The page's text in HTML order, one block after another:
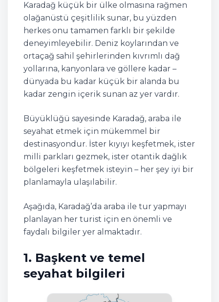
Karadağ küçük bir ülke olmasına rağmen
olağanüstü çeşitlilik sunar, bu yüzden
herkes onu tamamen farklı bir şekilde
deneyimleyebilir. Deniz koylarından ve
ortaçağ sahil şehirlerinden kıvrımlı dağ
yollarına, kanyonlara ve göllere kadar –
dünyada bu kadar küçük bir alanda bu
kadar zengin içerik sunan az yer vardır.
Büyüklüğü sayesinde Karadağ, araba ile
seyahat etmek için mükemmel bir
destinasyondur. İster kıyıyı keşfetmek, ister
milli parkları gezmek, ister otantik dağlık
bölgeleri keşfetmek isteyin – her şey iyi bir
planlamayla ulaşılabilir.
Aşağıda, Karadağ’da araba ile tur yapmayı
planlayan her turist için en önemli ve
faydalı bilgiler yer almaktadır.
1. Başkent ve temel
seyahat bilgileri